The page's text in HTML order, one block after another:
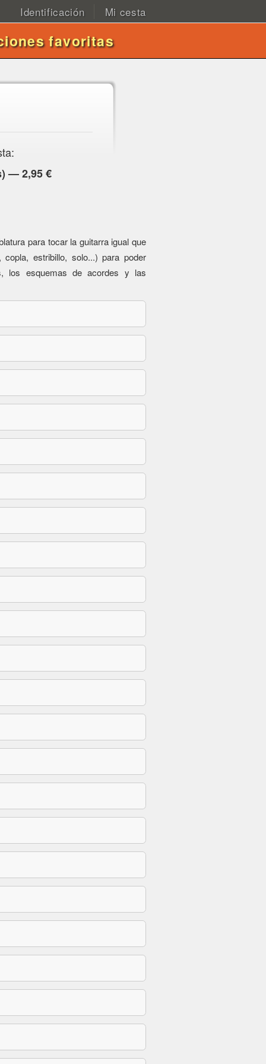
Identificación Mi cesta
favoritas
— 2,95 €
para tocar la guitarra igual que
estribillo, solo...) para poder
los esquemas de acordes y las